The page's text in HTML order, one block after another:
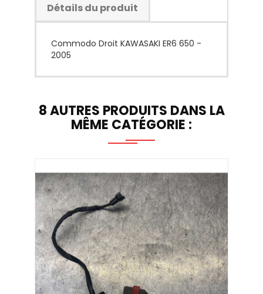
Détails du produit
Commodo Droit KAWASAKI ER6 650 -
2005
8 AUTRES PRODUITS DANS LA
MÊME CATÉGORIE :